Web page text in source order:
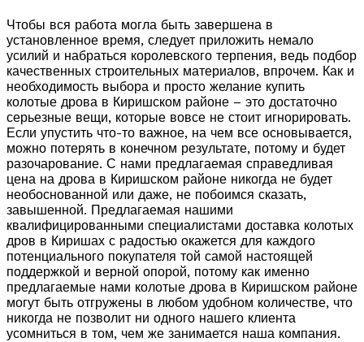
Чтобы вся работа могла быть завершена в
установленное время, следует приложить немало
усилий и набраться королевского терпения, ведь подбор
качественных строительных материалов, впрочем. Как и
необходимость выбора и просто желание купить
колотые дрова в Киришском районе – это достаточно
серьезные вещи, которые вовсе не стоит игнорировать.
Если упустить что-то важное, на чем все основывается,
можно потерять в конечном результате, потому и будет
разочарование. С нами предлагаемая справедливая
цена на дрова в Киришском районе никогда не будет
необоснованной или даже, не побоимся сказать,
завышенной. Предлагаемая нашими
квалифицированными специалистами доставка колотых
дров в Киришах с радостью окажется для каждого
потенциального покупателя той самой настоящей
поддержкой и верной опорой, потому как именно
предлагаемые нами колотые дрова в Киришском районе
могут быть отгружены в любом удобном количестве, что
никогда не позволит ни одного нашего клиента
усомниться в том, чем же занимается наша компания.